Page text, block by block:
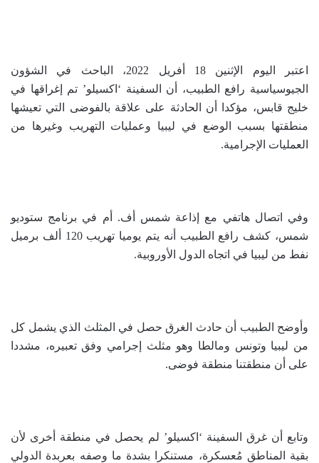
اعتبر اليوم الإثنين 18 أفريل 2022، الباحث في الشؤون
الجيوسياسية رافع الطبيب، أن السفينة ‘اكسيلو’ تم إغراقها في
خليج قابس، مؤكدا أن الحادثة على علاقة بالفوضى التي تعيشها
منطقتها بسبب الوضع في ليبيا وعمليات التهريب وغيرها من
العمليات الإجرامية.
وفي اتصال هاتفي مع إذاعة شمس أف. أم في برنامج ستوديو
شمس، كشف رافع الطبيب أنه يتم يوميا تهريب 120 ألف برميل
نفط من ليبيا في اتجاه الدول الأوروبية.
وأوضح الطبيب أن حادث الغرق حصل في المثلث الذي يشمل كل
من ليبيا وتونس ومالطا وهو مثلث إجرامي وفق تعبيره، مشددا
على أن منطقتنا منطقة فوضى.
وتابع أن غرق السفينة ‘اكسيلو’ لم يحصل في منطقة أخرى لأن
بقية المناطق مُعسكرة، مستنكرا بشدة ما وصفه بعربدة الدولي